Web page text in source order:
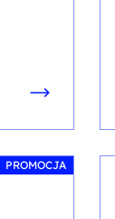
PROMOCJA